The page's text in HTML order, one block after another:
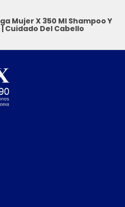
Mujer X 350 Ml Shampoo Y
|Cuidado Del Cabello